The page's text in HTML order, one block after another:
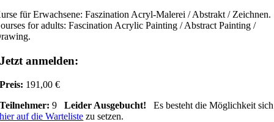
für Erwachsene: Faszination Acryl-Malerei / Abstrakt / Zeichnen.
for adults: Fascination Acrylic Painting / Abstract Painting /
Jetzt anmelden:
Preis: 191,00 €
Teilnehmer: 9Leider Ausgebucht! Es besteht die Möglichkeit sich
hier auf die Warteliste zu setzen.